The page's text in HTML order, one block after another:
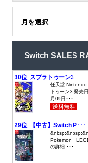
月を選択
Switch SALES